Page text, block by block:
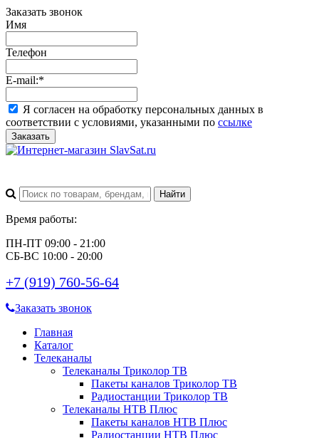
Заказать звонок
Имя
Телефон
E-mail:*
Я согласен на обработку персональных данных в
соответствии с условиями, указанными по ссылке
Заказать
Время работы:
ПН-ПТ 09:00 - 21:00
СБ-ВС 10:00 - 20:00
+7 (919) 760-56-64
Заказать звонок
Главная
Каталог
Телеканалы
Телеканалы Триколор ТВ
Пакеты каналов Триколор ТВ
Радиостанции Триколор ТВ
Телеканалы НТВ Плюс
Пакеты каналов НТВ Плюс
Радиостанции НТВ Плюс